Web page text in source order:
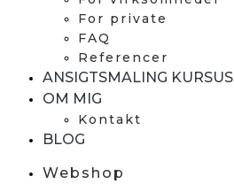
For private
FAQ
Referencer
ANSIGTSMALING KURSUS
OM MIG
Kontakt
BLOG
Webshop